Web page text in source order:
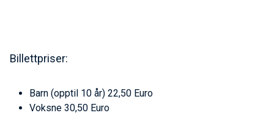
Billettpriser:
Barn (opptil 10 år) 22,50 Euro
Voksne 30,50 Euro